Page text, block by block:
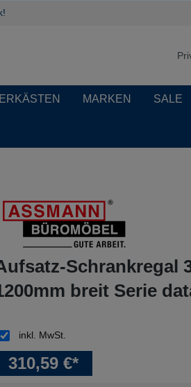
MARKEN SALE
Schrankregal
breit Serie
310,59 €*
inkl. MwSt.